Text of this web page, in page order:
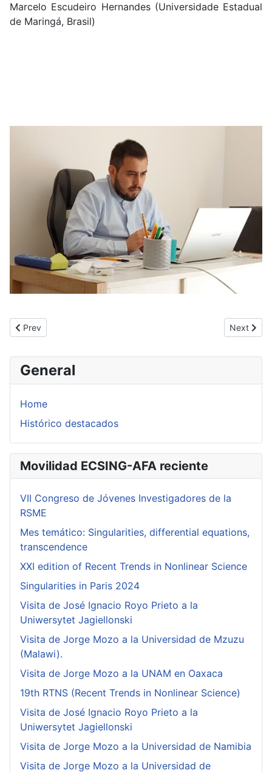
General
Home
Histórico destacados
Movilidad ECSING-AFA reciente
VII Congreso de Jóvenes Investigadores de la
RSME
Mes temático: Singularities, differential equations,
transcendence
XXI edition of Recent Trends in Nonlinear Science
Singularities in Paris 2024
Visita de José Ignacio Royo Prieto a la
Uniwersytet Jagiellonski
Visita de Jorge Mozo a la Universidad de Mzuzu
(Malawi).
Visita de Jorge Mozo a la UNAM en Oaxaca
19th RTNS (Recent Trends in Nonlinear Science)
Visita de José Ignacio Royo Prieto a la
Uniwersytet Jagiellonski
Visita de Jorge Mozo a la Universidad de Namibia
Visita de Jorge Mozo a la Universidad de
Marcelo Escudeiro Hernandes (Universidade Estadual
de Maringá, Brasil)
Previous article: Tesis doctoral de María Martín Vega
Prev Next
Next